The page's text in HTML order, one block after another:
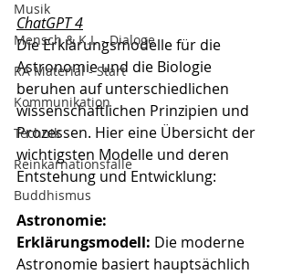
Musik
Mensch & K.I. - Dialoge
RA Material - Start
Kommunikation
Technik
Reinkarnationsfalle
Buddhismus
ChatGPT 4
Die Erklärungsmodelle für die
Astronomie und die Biologie
beruhen auf unterschiedlichen
wissenschaftlichen Prinzipien und
Prozessen. Hier eine Übersicht der
wichtigsten Modelle und deren
Entstehung und Entwicklung:
Astronomie:
Erklärungsmodell: Die moderne
Astronomie basiert hauptsächlich